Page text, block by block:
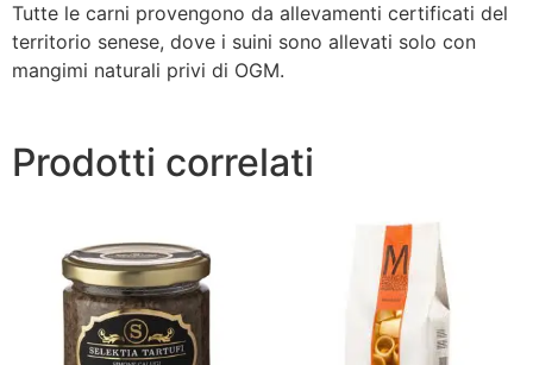
Tutte le carni provengono da allevamenti certificati del
territorio senese, dove i suini sono allevati solo con
mangimi naturali privi di OGM.
Prodotti correlati